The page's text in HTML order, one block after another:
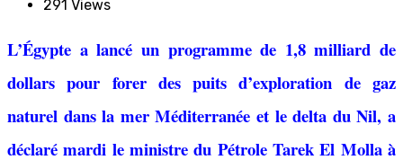
291 Views
L’Égypte a lancé un programme de 1,8 milliard de
dollars pour forer des puits d’exploration de gaz
naturel dans la mer Méditerranée et le delta du Nil, a
déclaré mardi le ministre du Pétrole Tarek El Molla à